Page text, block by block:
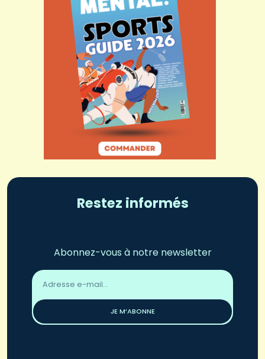
Restez informés
Abonnez-vous à notre newsletter
Adresse
email
JE M’ABONNE